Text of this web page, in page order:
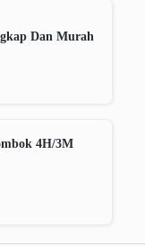
Dan Murah
4H/3M